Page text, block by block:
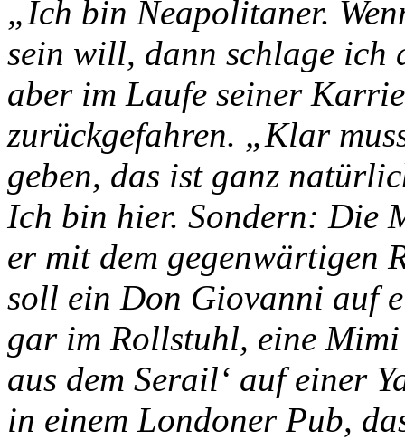
„Ich bin Neapolitaner.
sein will, dann schlage ich
aber im Laufe seiner
zurückgefahren. „Klar
geben, das ist ganz
Ich bin hier. Sondern: Die
er mit dem gegenwärtigen
soll ein Don Giovanni auf
gar im Rollstuhl, eine
aus dem Serail‘ auf einer
in einem Londoner Pub,